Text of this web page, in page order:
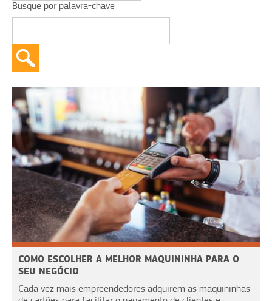
Busque por palavra-chave
COMO ESCOLHER A MELHOR MAQUININHA PARA O
SEU NEGÓCIO
Cada vez mais empreendedores adquirem as maquininhas